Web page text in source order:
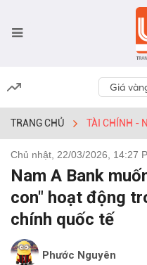
Giá
TRANG CHỦ TÀI CHÍNH -
Chủ nhật, 22/03/2026, 14:27
Nam A Bank
con" hoạt động
chính quốc tế
Phước Nguyên